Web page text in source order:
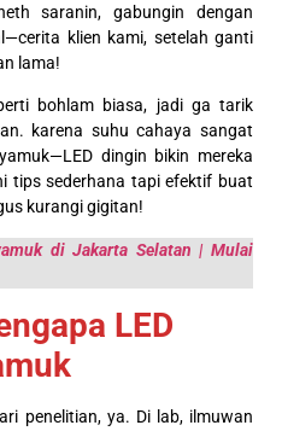
saranin, gabungin dengan
klien kami, setelah ganti
lama!
bohlam biasa, jadi ga tarik
karena suhu cahaya sangat
dingin bikin mereka
tips sederhana tapi efektif buat
kurangi gigitan!
di Jakarta Selatan | Mulai
LED
penelitian, ya. Di lab, ilmuwan